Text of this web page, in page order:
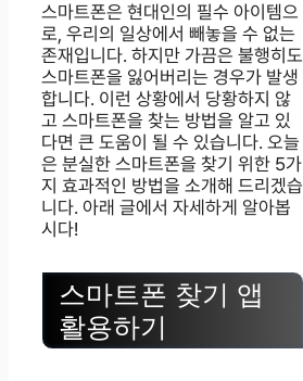
스마트폰은 현대인의 필수 아이템으
로, 우리의 일상에서 빼놓을 수 없는
존재입니다. 하지만 가끔은 불행히도
스마트폰을 잃어버리는 경우가 발생
합니다. 이런 상황에서 당황하지 않
고 스마트폰을 찾는 방법을 알고 있
다면 큰 도움이 될 수 있습니다. 오늘
은 분실한 스마트폰을 찾기 위한 5가
지 효과적인 방법을 소개해 드리겠습
니다. 아래 글에서 자세하게 알아봅
시다!
스마트폰 찾기 앱
활용하기